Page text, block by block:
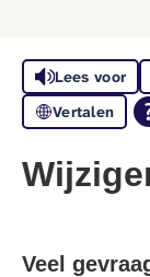
Lees voor
Vertalen
Veel